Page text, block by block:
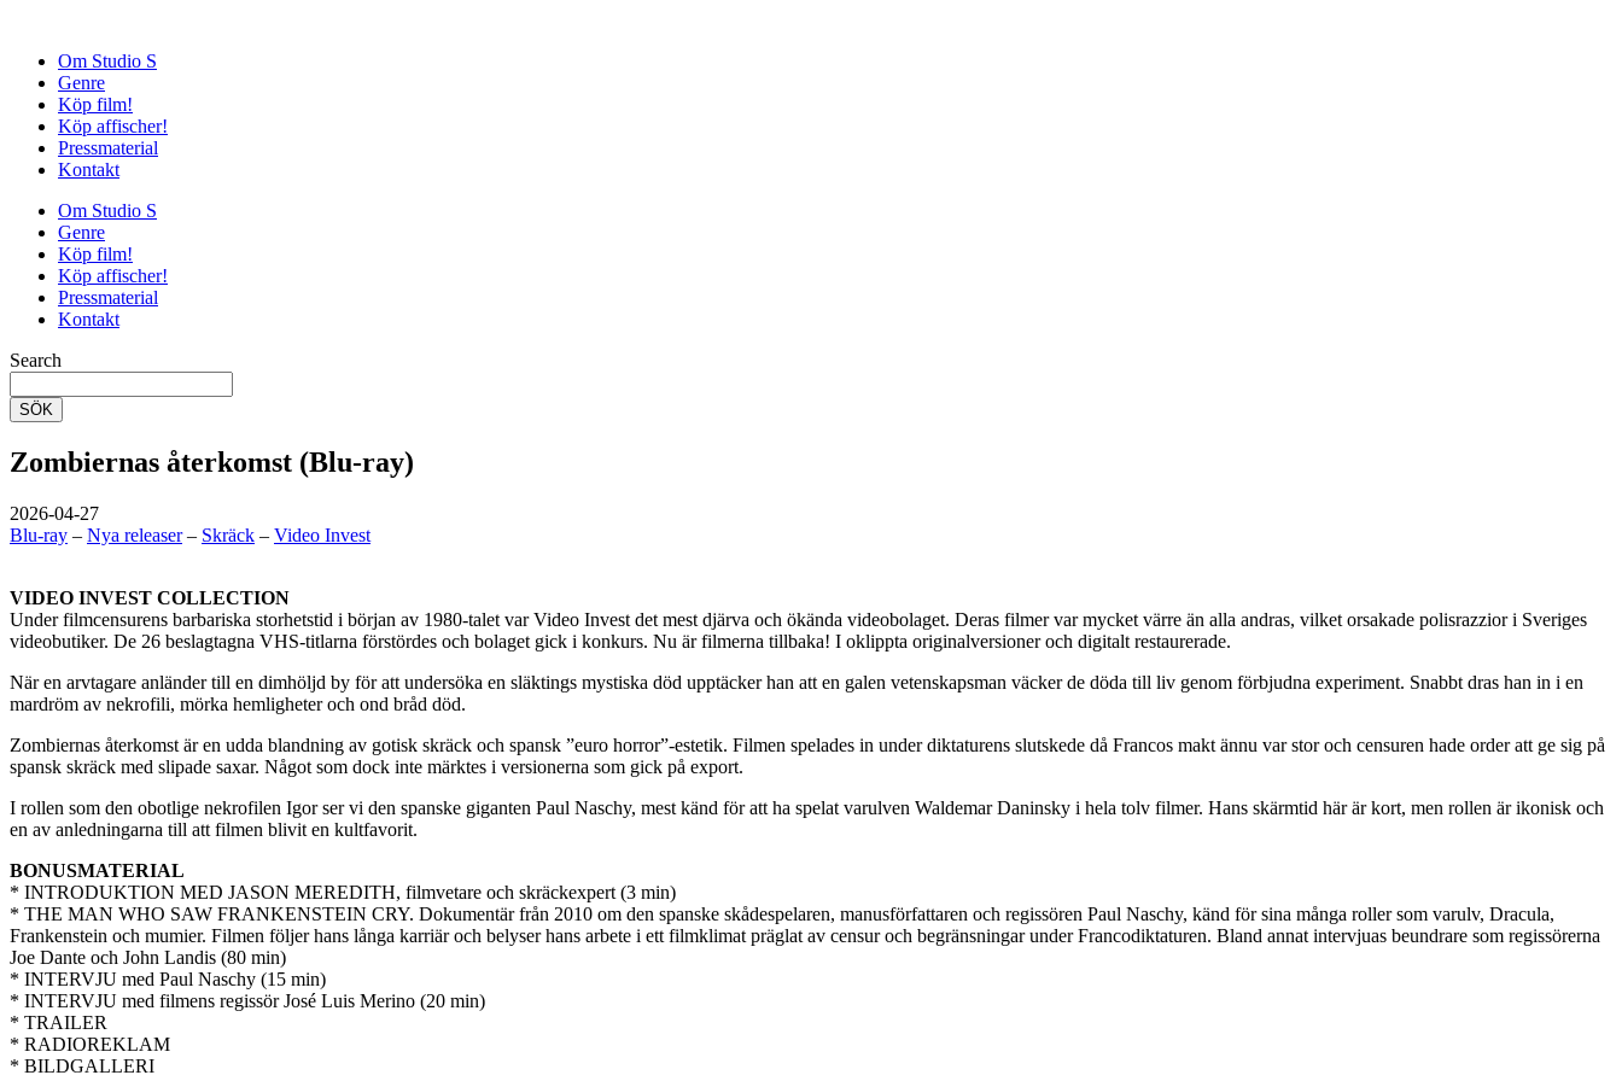
Om Studio S
Genre
Köp film!
Köp affischer!
Pressmaterial
Kontakt
Om Studio S
Genre
Köp film!
Köp affischer!
Pressmaterial
Kontakt
Search
SÖK
Zombiernas återkomst (Blu-ray)
2026-04-27
Blu-ray – Nya releaser– Skräck – Video Invest
VIDEO INVEST COLLECTION
Under filmcensurens barbariska storhetstid i början av 1980-talet var Video Invest det mest djärva och ökända videobolaget. Deras filmer var mycket värre än alla andras, vilket orsakade polisrazzior i Sveriges
videobutiker. De 26 beslagtagna VHS-titlarna förstördes och bolaget gick i konkurs. Nu är filmerna tillbaka! I oklippta originalversioner och digitalt restaurerade.
När en arvtagare anländer till en dimhöljd by för att undersöka en släktings mystiska död upptäcker han att en galen vetenskapsman väcker de döda till liv genom förbjudna experiment. Snabbt dras han in i en
mardröm av nekrofili, mörka hemligheter och ond bråd död.
Zombiernas återkomst är en udda blandning av gotisk skräck och spansk ”euro horror”-estetik. Filmen spelades in under diktaturens slutskede då Francos makt ännu var stor och censuren hade order att ge sig på
spansk skräck med slipade saxar. Något som dock inte märktes i versionerna som gick på export.
I rollen som den obotlige nekrofilen Igor ser vi den spanske giganten Paul Naschy, mest känd för att ha spelat varulven Waldemar Daninsky i hela tolv filmer. Hans skärmtid här är kort, men rollen är ikonisk och
en av anledningarna till att filmen blivit en kultfavorit.
BONUSMATERIAL
* INTRODUKTION MED JASON MEREDITH, filmvetare och skräckexpert (3 min)
* THE MAN WHO SAW FRANKENSTEIN CRY. Dokumentär från 2010 om den spanske skådespelaren, manusförfattaren och regissören Paul Naschy, känd för sina många roller som varulv, Dracula,
Frankenstein och mumier. Filmen följer hans långa karriär och belyser hans arbete i ett filmklimat präglat av censur och begränsningar under Francodiktaturen. Bland annat intervjuas beundrare som regissörerna
Joe Dante och John Landis (80 min)
* INTERVJU med Paul Naschy (15 min)
* INTERVJU med filmens regissör José Luis Merino (20 min)
* TRAILER
* RADIOREKLAM
* BILDGALLERI